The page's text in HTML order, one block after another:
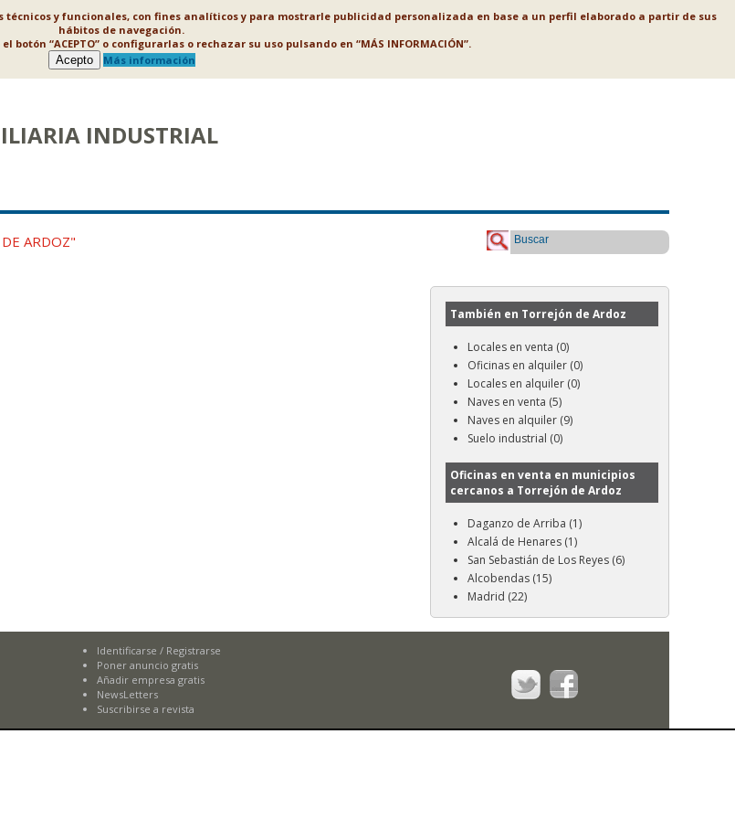
técnicos y funcionales, con fines analíticos y para mostrarle publicidad personalizada en base a un perfil elaborado a partir de sus
hábitos de navegación.
“ACEPTO” o configurarlas o rechazar su uso pulsando en “MÁS INFORMACIÓN”.
Acepto
Más información
INDUSTRIAL
ARDOZ" Buscar
También en Torrejón de Ardoz
Locales en venta (0)
Oficinas en alquiler (0)
Locales en alquiler (0)
Naves en venta (5)
Naves en alquiler (9)
Suelo industrial (0)
Oficinas en venta en municipios
cercanos a Torrejón de Ardoz
Daganzo de Arriba (1)
Alcalá de Henares (1)
San Sebastián de Los Reyes (6)
Alcobendas (15)
Madrid (22)
Identificarse / Registrarse
Poner anuncio gratis
Añadir empresa gratis
NewsLetters
Suscribirse a revista